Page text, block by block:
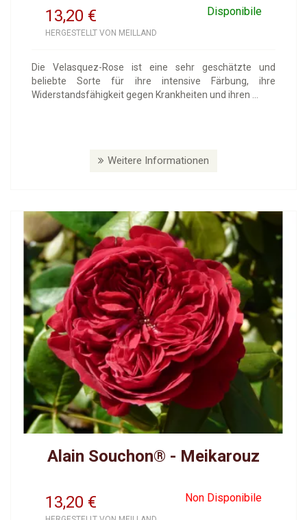
13,20 Disponibile
€
HERGESTELLT VON MEILLAND
Die Velasquez-Rose ist eine sehr geschätzte und
beliebte Sorte für ihre intensive Färbung, ihre
Widerstandsfähigkeit gegen Krankheiten und ihren ...
Weitere Informationen
Alain Souchon® - Meikarouz
13,20 Non Disponibile
€